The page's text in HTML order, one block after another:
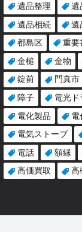
遺品整理
遺
遺品相続
遺
都島区
重要
金槌
金物
錠前
門真市
障子
電光ド
電化製品
電
電気ストーブ
電話
額縁
高価買取
高